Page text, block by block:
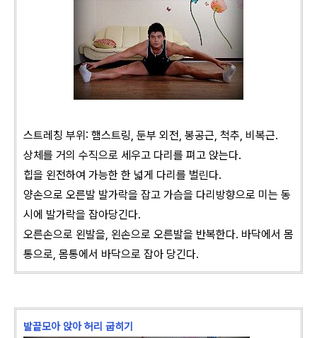
스트레칭 부위: 햄스트링, 둔부 외전, 봉공근, 척추, 비복근.
상체를 거의 수직으로 세우고 다리를 펴고 앉는다.
힙을 왼전하여 가능한 한 넓게 다리를 벌린다.
양손으로 오른발 발가락을 잡고 가슴을 다리방향으로 미는 동
시에 발가락을 잡아당긴다.
오른손으로 왼발을, 왼손으로 오른발을 반복한다. 바닥에서 몸
통으로, 몸통에서 바닥으로 잡아 당긴다.
발끝모아 앉아 허리 굽히기